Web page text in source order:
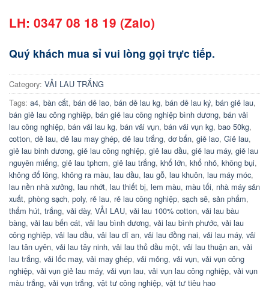
LH: 0347 08 18 19 (Zalo)
Quý khách mua sỉ vui lòng gọi trực tiếp.
Category: VẢI LAU TRẮNG
Tags: a4, bàn cắt, bán dẻ lao, bán dẻ lau kg, bán dẻ lau ký, bán giẻ lau,
bán giẻ lau công nghiệp, bán giẻ lau công nghiệp bình dương, bán vải
lau công nghiệp, bán vải lau kg, bán vải vụn, bán vải vụn kg, bao 50kg,
cotton, dẻ lau, dẻ lau may ghép, dẻ lau trắng, dơ bẩn, giẻ lao, Giẻ lau,
giẻ lau binh dương, giẻ lau công nghiệp, giẻ lau dầu, giẻ lau máy, giẻ lau
nguyên miếng, giẻ lau tphcm, giẻ lau trắng, khổ lớn, khổ nhỏ, không bụi,
không đổ lông, không ra màu, lau dầu, lau gỗ, lau khuôn, lau máy móc,
lau nền nhà xưởng, lau nhớt, lau thiết bị, lem màu, màu tối, nhà máy sản
xuất, phòng sạch, poly, rẻ lau, rẻ lau công nghiệp, sạch sẽ, sản phẩm,
thẩm hút, trắng, vải dày, VẢI LAU, vải lau 100% cotton, vải lau bàu
bàng, vải lau bến cát, vải lau bình dương, vải lau bình phước, vải lau
công nghiệp, vải lau dầu, vải lau dĩ an, vải lau đồng nai, vải lau máy, vải
lau tân uyên, vải lau tây ninh, vải lau thủ dầu một, vải lau thuận an, vải
lau trắng, vải lốc may, vải may ghép, vải mỏng, vải vụn, vải vụn công
nghiệp, vải vụn giẻ lau máy, vải vụn lau, vải vụn lau công nghiệp, vải vụn
màu trắng, vải vụn trắng, vật tư công nghiệp, vật tư tiêu hao